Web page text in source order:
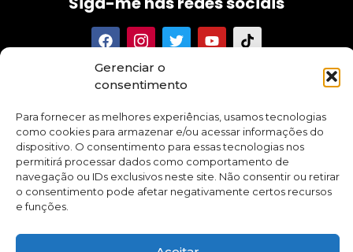
Gerenciar o
consentimento
Para fornecer as melhores experiências, usamos tecnologias
como cookies para armazenar e/ou acessar informações do
dispositivo. O consentimento para essas tecnologias nos
permitirá processar dados como comportamento de
navegação ou IDs exclusivos neste site. Não consentir ou retirar
o consentimento pode afetar negativamente certos recursos
e funções.
INCORPORAR
Tenha acesso aos meus textos, conselhos, novidades e
Quero me inscrever
Todos